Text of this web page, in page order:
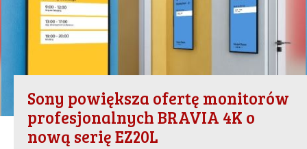
Sony powiększa ofertę monitorów
profesjonalnych BRAVIA 4K o
nową serię EZ20L